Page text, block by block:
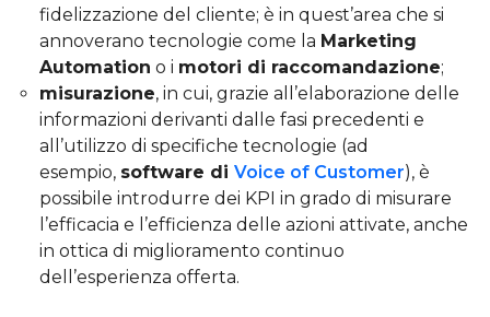
fidelizzazione del cliente; è in quest’area che si
annoverano tecnologie come la Marketing
Automation o i motori di raccomandazione;
misurazione, in cui, grazie all’elaborazione delle
informazioni derivanti dalle fasi precedenti e
all’utilizzo di specifiche tecnologie (ad
esempio, software di Voice of Customer), è
possibile introdurre dei KPI in grado di misurare
l’efficacia e l’efficienza delle azioni attivate, anche
in ottica di miglioramento continuo
dell’esperienza offerta.